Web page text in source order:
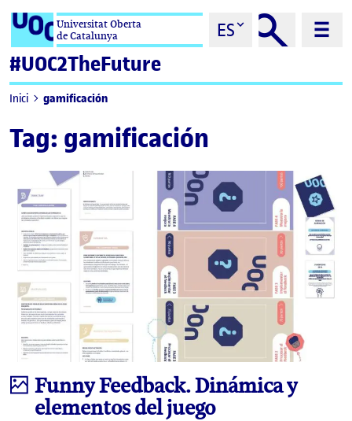
Saltar al contenidoUniversitat Oberta
de Catalunya
ES
#UOC2TheFuture
Inici gamificación
Tag: gamificación
Infografía
Funny Feedback. Dinámica y
elementos del juego